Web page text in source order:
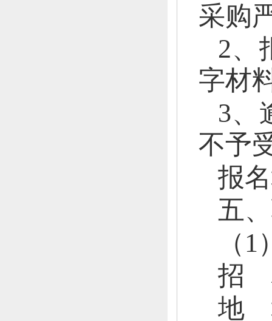
采购
2、
字材
3、
不予
报
五、
（ 1
招
地